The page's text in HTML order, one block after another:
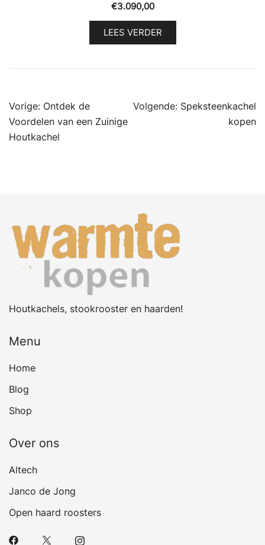
€3.090,00
LEES VERDER
Bericht
navigatie
Vorige: Ontdek de
Voordelen van een Zuinige
Houtkachel
Volgende: Speksteenkachel
kopen
Houtkachels, stookrooster en haarden!
Menu
Home
Blog
Shop
Over ons
Altech
Janco de Jong
Open haard roosters